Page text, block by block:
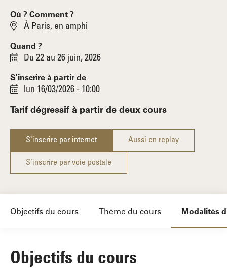
Où ? Comment ?
À Paris, en amphi
Quand ?
Du 22 au 26 juin, 2026
S'inscrire à partir de
lun 16/03/2026 - 10:00
Tarif dégressif à partir de deux cours
S'inscrire par internet Aussi en replay
S'inscrire par voie postale
Objectifs du cours Thème du cours Modalités
Objectifs du cours